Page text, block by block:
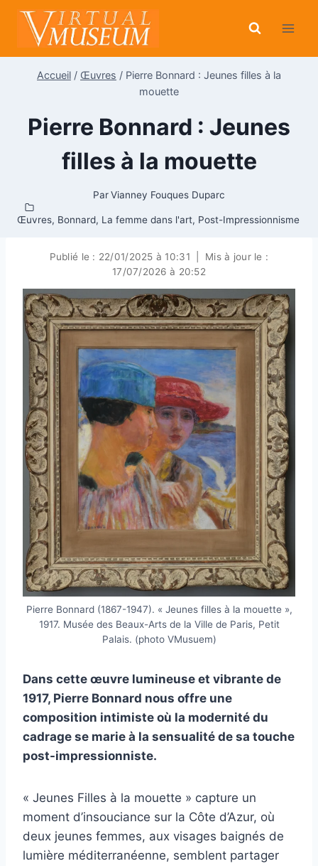
Aller
contenu
Accueil / Œuvres / Pierre Bonnard : Jeunes filles à la
mouette
Pierre Bonnard : Jeunes
filles à la mouette
ParVianney Fouques Duparc
Œuvres, Bonnard, La femme dans l'art, Post-Impressionnisme
Publié le : 22/01/2025 à 10:31
Mis à jour le :
17/07/2026 à 20:52
Pierre Bonnard (1867-1947). « Jeunes filles à la mouette »,
1917. Musée des Beaux-Arts de la Ville de Paris, Petit
Palais. (photo VMusuem)
Dans cette œuvre lumineuse et vibrante de
1917, Pierre Bonnard nous offre une
composition intimiste où la modernité du
cadrage se marie à la sensualité de sa touche
post-impressionniste.
« Jeunes Filles à la mouette » capture un
moment d’insouciance sur la Côte d’Azur, où
deux jeunes femmes, aux visages baignés de
lumière méditerranéenne, semblent partager